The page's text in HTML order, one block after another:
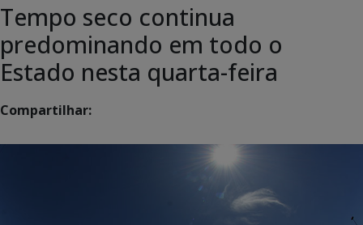
Tempo seco continua
predominando em todo o
Estado nesta quarta-feira
Compartilhar: